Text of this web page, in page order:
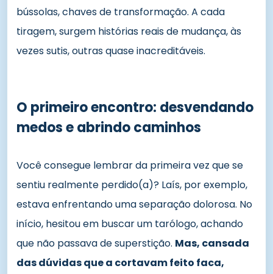
bússolas, chaves de transformação. A cada
tiragem, surgem histórias reais de mudança, às
vezes sutis, outras quase inacreditáveis.
O primeiro encontro: desvendando
medos e abrindo caminhos
Você consegue lembrar da primeira vez que se
sentiu realmente perdido(a)? Laís, por exemplo,
estava enfrentando uma separação dolorosa. No
início, hesitou em buscar um tarólogo, achando
que não passava de superstição. Mas, cansada
das dúvidas que a cortavam feito faca,